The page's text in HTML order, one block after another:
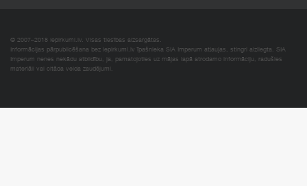
© 2007–2018 Iepirkumi.lv. Visas tiesības aizsargātas.
Informācijas pārpublicēšana bez iepirkumi.lv īpašnieka SIA Imperum atļaujas, stingri aizliegta. SIA
Imperum nenes nekādu atbildību, ja, pamatojoties uz mājas lapā atrodamo informāciju, radušies
materiāli vai citāda veida zaudējumi.